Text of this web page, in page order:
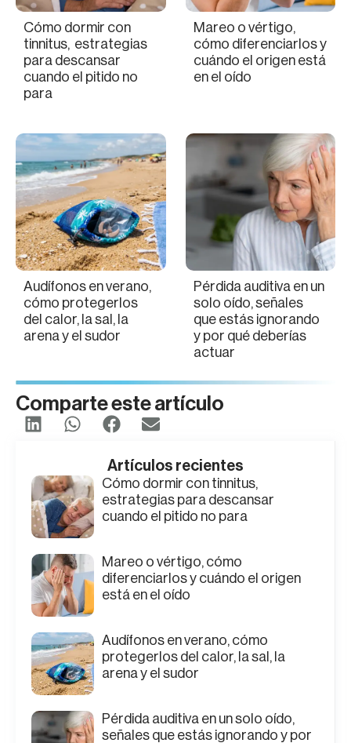
Cómo dormir con
tinnitus, estrategias
para descansar
cuando el pitido no
para
Mareo o vértigo,
cómo diferenciarlos y
cuándo el origen está
en el oído
Audífonos en verano,
cómo protegerlos
del calor, la sal, la
arena y el sudor
Pérdida auditiva en un
solo oído, señales
que estás ignorando
y por qué deberías
actuar
Comparte este artículo
Artículos recientes
Cómo dormir con tinnitus,
estrategias para descansar
cuando el pitido no para
Mareo o vértigo, cómo
diferenciarlos y cuándo el origen
está en el oído
Audífonos en verano, cómo
protegerlos del calor, la sal, la
arena y el sudor
Pérdida auditiva en un solo oído,
señales que estás ignorando y por